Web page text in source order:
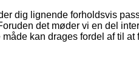
dig lignende forholdsvis
det møder vi en del
kan drages fordel af til